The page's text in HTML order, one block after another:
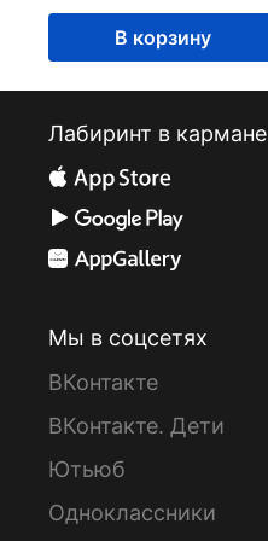
В корзину
Лабиринт в кармане
Мы в соцсетях
ВКонтакте
ВКонтакте. Дети
Ютьюб
Одноклассники